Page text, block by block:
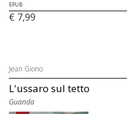
EPUB
€ 7,99
Jean Giono
L'ussaro sul tetto
Guanda